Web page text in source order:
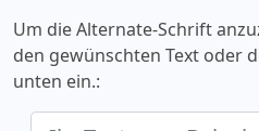
Um die Alternate-Schrift
den gewünschten Text oder
unten ein.: